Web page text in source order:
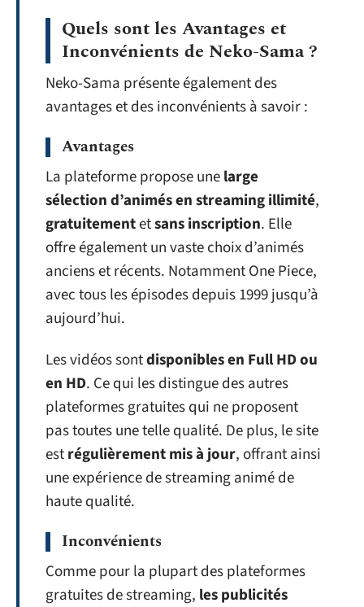
Quels sont les Avantages et
Inconvénients de Neko-Sama ?
Neko-Sama présente également des
avantages et des inconvénients à savoir :
Avantages
La plateforme propose unelarge
sélection d’animés en streaming illimité,
gratuitementetsans inscription. Elle
offre également un vaste choix d’animés
anciens et récents. Notamment One Piece,
avec tous les épisodes depuis 1999 jusqu’à
aujourd’hui.
Les vidéos sontdisponibles en Full HD ou
en HD. Ce qui les distingue des autres
plateformes gratuites qui ne proposent
pas toutes une telle qualité. De plus, le site
estrégulièrement mis à jour, offrant ainsi
une expérience de streaming animé de
haute qualité.
Inconvénients
Comme pour la plupart des plateformes
gratuites de streaming, les publicités